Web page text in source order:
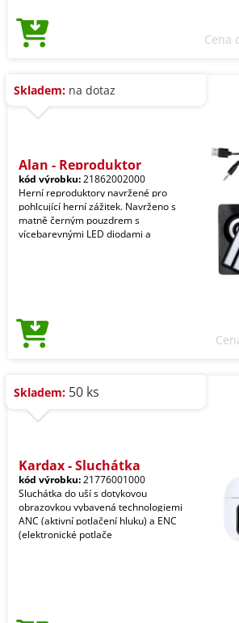
Cena
Skladem: na dotaz
Alan - Reproduktor
kód výrobku:21862002000
Herní reproduktory navržené pro
pohlcující herní zážitek. Navrženo s
matně černým pouzdrem s
vícebarevnými LED diodami a
Skladem: 50 ks
Kardax - Sluchátka
kód výrobku:21776001000
Sluchátka do uší s dotykovou
obrazovkou vybavená technologiemi
ANC (aktivní potlačení hluku) a ENC
(elektronické potlače